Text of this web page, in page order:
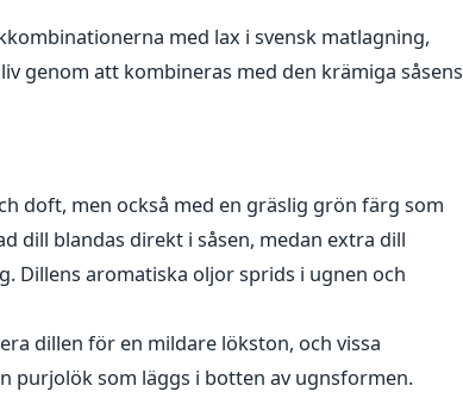
med lax i svensk matlagning,
genom att kombineras med den krämiga såsens
doft, men också med en gräslig grön färg som
dill blandas direkt i såsen, medan extra dill
Dillens aromatiska oljor sprids i ugnen och
dillen för en mildare lökston, och vissa
purjolök som läggs i botten av ugnsformen.